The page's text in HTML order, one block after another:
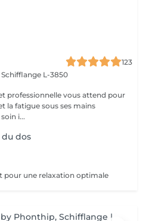
123
Schifflange L-3850
professionnelle vous attend pour
la fatigue sous ses mains
i...
du dos
pour une relaxation optimale